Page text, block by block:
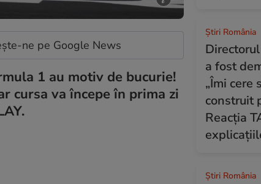
ne pe Google News
1 au motiv de bucurie!
cursa va începe în prima zi
Știri România
a fost
„Îmi cere
construit
Reacția
Știri România